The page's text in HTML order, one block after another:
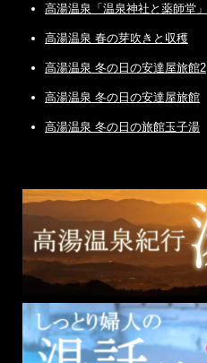
高湯温泉「温泉神社と薬師堂」
高湯温泉 春の芽吹きと収穫
高湯温泉 冬の日の安達屋旅館2
高湯温泉 冬の日の安達屋旅館
高湯温泉 冬の日の旅館玉子湯